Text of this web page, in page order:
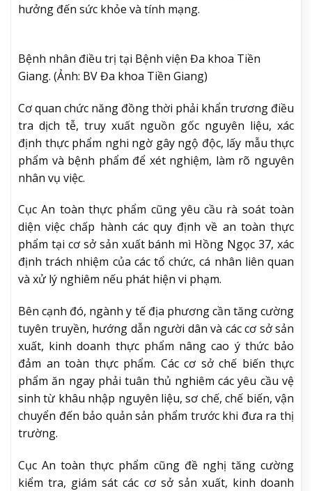
hưởng đến sức khỏe và tính mạng.
Bệnh nhân điều trị tại Bệnh viện Đa khoa Tiền
Giang. (Ảnh: BV Đa khoa Tiền Giang)
Cơ quan chức năng đồng thời phải khẩn trương điều
tra dịch tễ, truy xuất nguồn gốc nguyên liệu, xác
định thực phẩm nghi ngờ gây ngộ độc, lấy mẫu thực
phẩm và bệnh phẩm để xét nghiệm, làm rõ nguyên
nhân vụ việc.
Cục An toàn thực phẩm cũng yêu cầu rà soát toàn
diện việc chấp hành các quy định về an toàn thực
phẩm tại cơ sở sản xuất bánh mì Hồng Ngọc 37, xác
định trách nhiệm của các tổ chức, cá nhân liên quan
và xử lý nghiêm nếu phát hiện vi phạm.
Bên cạnh đó, ngành y tế địa phương cần tăng cường
tuyên truyền, hướng dẫn người dân và các cơ sở sản
xuất, kinh doanh thực phẩm nâng cao ý thức bảo
đảm an toàn thực phẩm. Các cơ sở chế biến thực
phẩm ăn ngay phải tuân thủ nghiêm các yêu cầu vệ
sinh từ khâu nhập nguyên liệu, sơ chế, chế biến, vận
chuyển đến bảo quản sản phẩm trước khi đưa ra thị
trường.
Cục An toàn thực phẩm cũng đề nghị tăng cường
kiểm tra, giám sát các cơ sở sản xuất, kinh doanh